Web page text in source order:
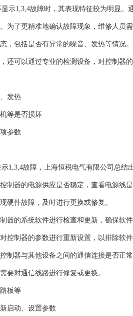
示1,3,4故障时，其表现特征较为明显
为了更精准地确认故障现象，维修人员
，包括是否有异常的噪音、发热等情
还可以通过专业的检测设备，对控制器
发热
等是否损坏
参数
1,3,4故障，上海恒税电气有限公司总结
制器的电源供应是否稳定，查看电源线
硬件故障，及时进行更换或修复。
器的系统软件进行检查和更新，确保软
控制器的参数进行重新设置，以排除软
制器与其他设备之间的通信连接是否正
要对通信线路进行修复或更换。
板等
启动、设置参数